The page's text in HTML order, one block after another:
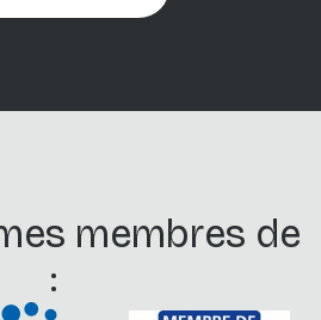
membres de
: